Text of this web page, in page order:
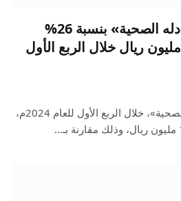
ارتفاع صافي أرباح «دله الصحية» بنسبة 26%
محققة أكثر من 119 مليون ريال خلال الربع الأول
ارتفعت صافي أرباح «دله الصحية»، خلال الربع الأول للعام 2024م،